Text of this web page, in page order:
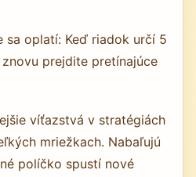
sa oplatí: Keď riadok určí 5
prejdite pretínajúce
víťazstvá v stratégiách
mriežkach. Nabaľujú
políčko spustí nové